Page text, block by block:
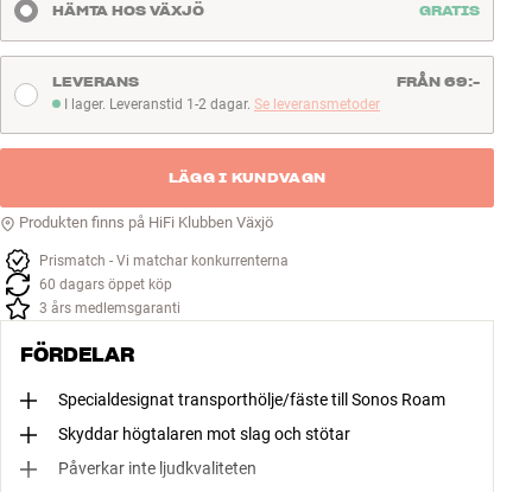
HÄMTA HOS VÄXJÖ GRATIS
I lager. Leveranstid 1-2 dagar
I lager. Leveranstid 1-2 dagar. Se leveransmetoder
LEVERANS FRÅN 69:-
LÄGG I KUNDVAGN
Produkten finns på HiFi Klubben Växjö
Prismatch - Vi matchar konkurrenterna
60 dagars öppet köp
3 års medlemsgaranti
FÖRDELAR
Specialdesignat transporthölje/fäste till Sonos Roam
Skyddar högtalaren mot slag och stötar
Påverkar inte ljudkvaliteten